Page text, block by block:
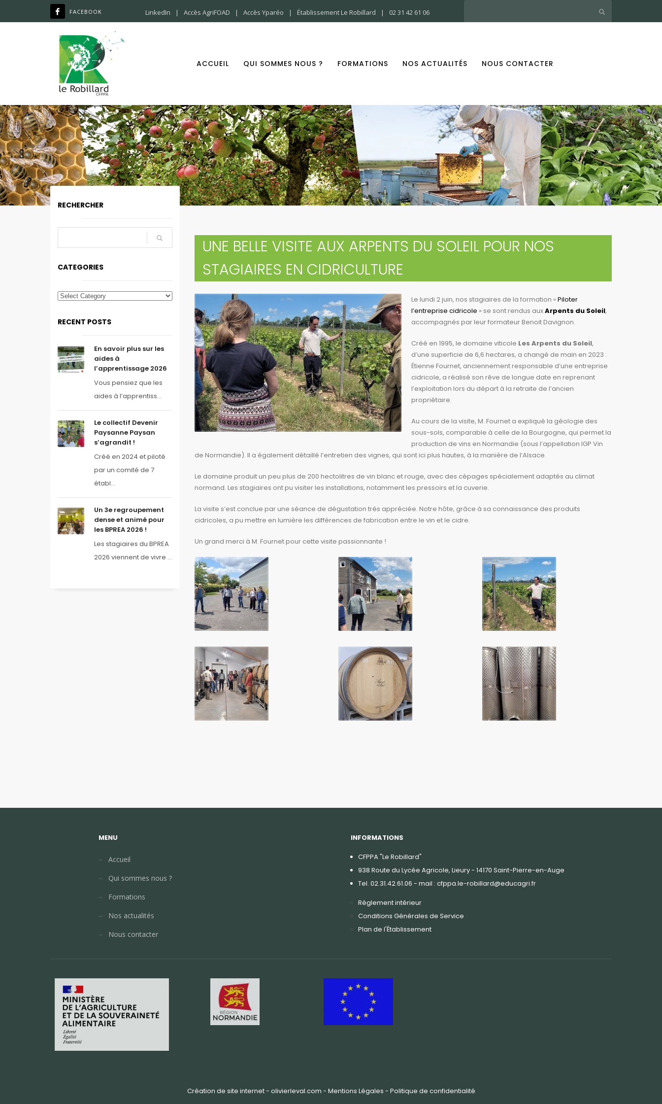
LinkedIn Accès AgriFOAD Accès Yparéo Établissement Le Robillard 02 31 42 61 06
ACCUEIL QUI SOMMES NOUS ? FORMATIONS NOS ACTUALITÉS NOUS CONTACTER
UNE BELLE VISITE AUX ARPENTS DU SOLEIL POUR NOS
STAGIAIRES EN CIDRICULTURE
Le lundi 2 juin, nos stagiaires de la formation « Piloter
l’entreprise cidricole » se sont rendus auxArpents du Soleil,
accompagnés par leur formateur Benoit Davignon.
Créé en 1995, le domaine viticole Les Arpents du Soleil,
d’une superficie de 6,6 hectares, a changé de main en 2023 :
Étienne Fournet, anciennement responsable d’une entreprise
cidricole, a réalisé son rêve de longue date en reprenant
l’exploitation lors du départ à la retraite de l’ancien
propriétaire.
Au cours de la visite, M. Fournet a expliqué la géologie des
sous-sols, comparable à celle de la Bourgogne, qui permet la
production de vins en Normandie (sous l’appellation IGP Vin
de Normandie). Il a également détaillé l’entretien des vignes, qui sont ici plus hautes, à la manière de l’Alsace.
Le domaine produit un peu plus de 200 hectolitres de vin blanc et rouge, avec des cépages spécialement adaptés au climat
normand. Les stagiaires ont pu visiter les installations, notamment les pressoirs et la cuverie.
La visite s’est conclue par une séance de dégustation très appréciée. Notre hôte, grâce à sa connaissance des produits
cidricoles, a pu mettre en lumière les différences de fabrication entre le vin et le cidre.
Un grand merci à M. Fournet pour cette visite passionnante !
RECHERCHER
CATEGORIES
RECENT POSTS
En savoir plus sur les
aides à
l’apprentissage 2026
Vous pensiez que les
aides à l’apprentiss...
Le collectif Devenir
Paysanne Paysan
s’agrandit !
Créé en 2024 et piloté
par un comité de 7
établ...
Un 3e regroupement
dense et animé pour
les BPREA 2026 !
Les stagiaires du BPREA
2026 viennent de vivre ...
MENU
Accueil
Qui sommes nous ?
Formations
Nos actualités
Nous contacter
INFORMATIONS
CFPPA "Le Robillard"
938 Route du Lycée Agricole, Lieury - 14170 Saint-Pierre-en-Auge
Tel. 02.31.42.61.06 - mail : cfppa.le-robillard@educagri.fr
Règlement intérieur
Conditions Générales de Service
Plan de l'Établissement
Création de site internet - olivierleval.com - Mentions Légales - Politique de confidentialité